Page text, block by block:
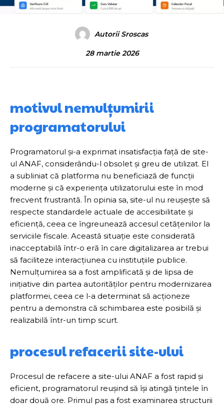
Autorii Sroscas
28 martie 2026
motivul nemulțumirii
programatorului
Programatorul și-a exprimat insatisfacția față de site-
ul ANAF, considerându-l obsolet și greu de utilizat. El
a subliniat că platforma nu beneficiază de funcții
moderne și că experiența utilizatorului este în mod
frecvent frustrantă. În opinia sa, site-ul nu reușește să
respecte standardele actuale de accesibilitate și
eficiență, ceea ce îngreunează accesul cetățenilor la
serviciile fiscale. Această situație este considerată
inacceptabilă într-o eră în care digitalizarea ar trebui
să faciliteze interacțiunea cu instituțiile publice.
Nemulțumirea sa a fost amplificată și de lipsa de
inițiative din partea autorităților pentru modernizarea
platformei, ceea ce l-a determinat să acționeze
pentru a demonstra că schimbarea este posibilă și
realizabilă într-un timp scurt.
procesul refacerii site-ului
Procesul de refacere a site-ului ANAF a fost rapid și
eficient, programatorul reușind să își atingă țintele în
doar două ore. Primul pas a fost examinarea structurii